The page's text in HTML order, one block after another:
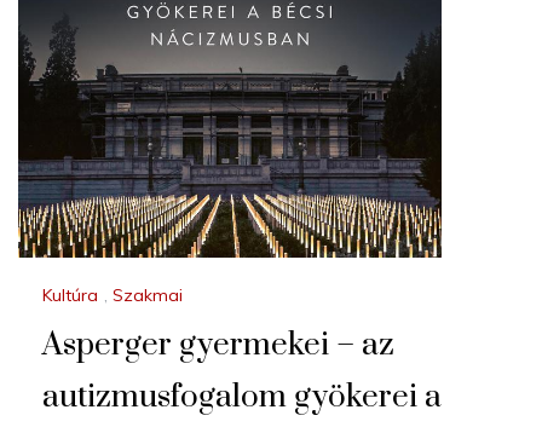
Kultúra , Szakmai
Asperger gyermekei – az
autizmusfogalom gyökerei a